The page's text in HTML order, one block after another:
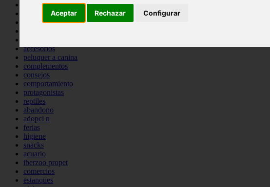
Aceptar Rechazar Configurar
bienestar
peque os mam feros
verano
accesorios
peluquer a canina
complementos
consejos
comportamiento
protagonistas
reptiles
abandono
adopci n
ferias
higiene
snacks
acuario
iberzoo propet
comercios
estanques